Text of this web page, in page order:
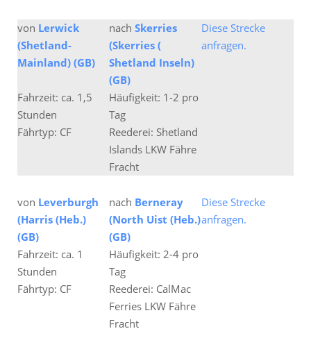
von Lerwick
(Shetland-
Mainland) (GB)
nach Skerries
(Skerries (
Shetland Inseln)
(GB)
Diese Strecke
anfragen.
Fahrzeit: ca. 1,5
Stunden
Häufigkeit: 1-2 pro
Tag
Fährtyp: CF
Reederei: Shetland
Islands LKW Fähre
Fracht
von Leverburgh
(Harris (Heb.)
(GB)
nach Berneray
(North Uist (Heb.)
(GB)
Diese Strecke
anfragen.
Fahrzeit: ca. 1
Stunden
Häufigkeit: 2-4 pro
Tag
Fährtyp: CF
Reederei: CalMac
Ferries LKW Fähre
Fracht